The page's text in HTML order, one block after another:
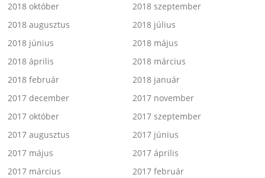
2018 október
2018 szeptember
2018 augusztus
2018 július
2018 június
2018 május
2018 április
2018 március
2018 február
2018 január
2017 december
2017 november
2017 október
2017 szeptember
2017 augusztus
2017 június
2017 május
2017 április
2017 március
2017 február